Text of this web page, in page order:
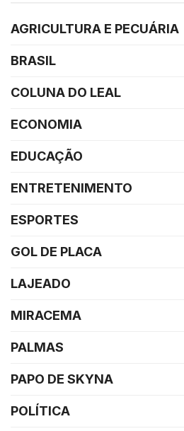
AGRICULTURA E PECUÁRIA
BRASIL
COLUNA DO LEAL
ECONOMIA
EDUCAÇÃO
ENTRETENIMENTO
ESPORTES
GOL DE PLACA
LAJEADO
MIRACEMA
PALMAS
PAPO DE SKYNA
POLÍTICA